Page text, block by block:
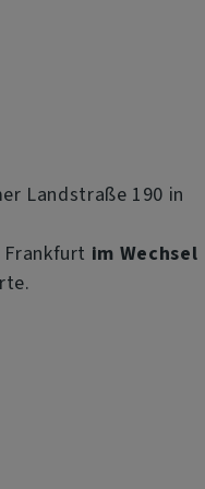
Landstraße 190 in
im Wechsel